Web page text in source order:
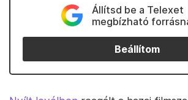
Állítsd be a Telexet
megbízható
Beállítom